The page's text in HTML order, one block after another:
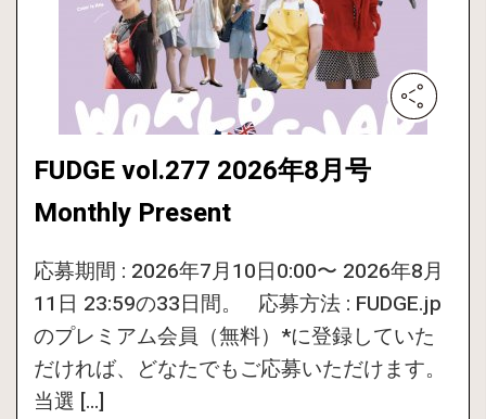
FUDGE vol.277 2026年8月号
Monthly Present
応募期間 : 2026年7月10日0:00〜 2026年8月
11日 23:59の33日間。 応募方法 : FUDGE.jp
のプレミアム会員（無料）*に登録していた
だければ、どなたでもご応募いただけます。
当選 […]